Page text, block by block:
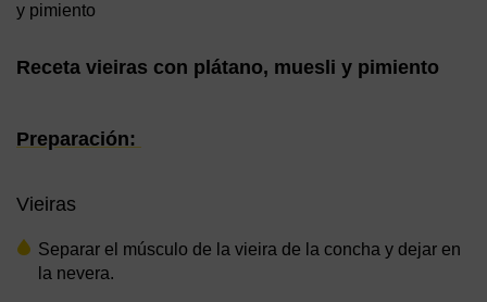
y pimiento
Receta vieiras con plátano, muesli y pimiento
Preparación:
Vieiras
Separar el músculo de la vieira de la concha y dejar en
la nevera.